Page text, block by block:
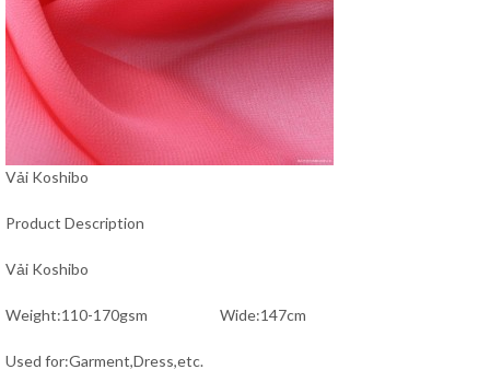
Vải Koshibo
Product Description
Vải Koshibo
Weight:110-170gsm Wide:147cm
Used for:Garment,Dress,etc.